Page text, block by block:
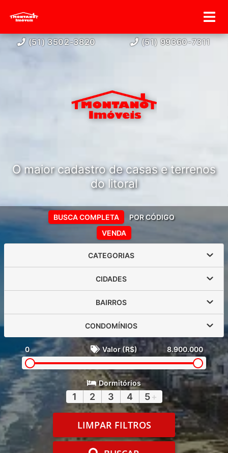
(51) 3502-3820 (51) 99360-7311
O maior cadastro de casas e terrenos
do litoral
VENDA
BUSCA COMPLETA POR CÓDIGO
CATEGORIAS
CIDADES
BAIRROS
CONDOMÍNIOS
0 Valor (R$) 8.900.000
Dormitórios
1 2 3 4 5 +
LIMPAR FILTROS